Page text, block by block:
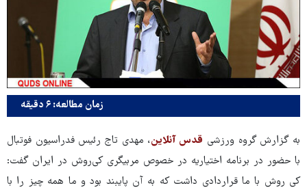
زمان مطالعه: ۶ دقیقه
به گزارش گروه ورزشی قدس آنلاین، مهدی تاج رئیس فدراسیون فوتبال
با حضور در برنامه اختیاریه در خصوص مربیگری کی‌روش در ایران گفت:
کی روش با ما قراردادی داشت که به آن پایبند بود و ما همه چیز را با